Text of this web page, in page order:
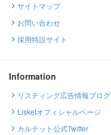
サイトマップ
お問い合わせ
採用特設サイト
Information
リスティング広告情報ブログ
Lisketオフィシャルページ
カルテット公式Twitter